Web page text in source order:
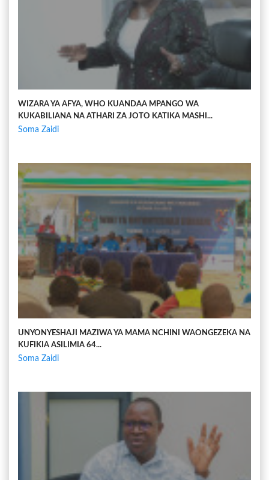
WIZARA YA AFYA, WHO KUANDAA MPANGO WA
KUKABILIANA NA ATHARI ZA JOTO KATIKA MASHI...
Soma Zaidi
UNYONYESHAJI MAZIWA YA MAMA NCHINI WAONGEZEKA NA
KUFIKIA ASILIMIA 64...
Soma Zaidi